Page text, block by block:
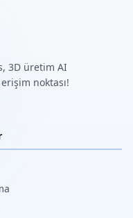
3D üretim AI
noktası!